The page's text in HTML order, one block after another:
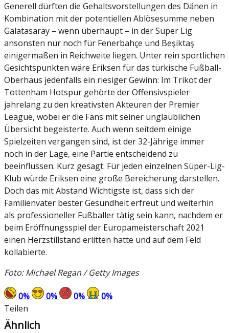
Generell dürften die Gehaltsvorstellungen des Dänen in
Kombination mit der potentiellen Ablösesumme neben
Galatasaray – wenn überhaupt – in der Süper Lig
ansonsten nur noch für Fenerbahçe und Beşiktaş
einigermaßen in Reichweite liegen. Unter rein sportlichen
Gesichtspunkten wäre Eriksen für das türkische Fußball-
Oberhaus jedenfalls ein riesiger Gewinn: Im Trikot der
Tottenham Hotspur gehörte der Offensivspieler
jahrelang zu den kreativsten Akteuren der Premier
League, wobei er die Fans mit seiner unglaublichen
Übersicht begeisterte. Auch wenn seitdem einige
Spielzeiten vergangen sind, ist der 32-Jährige immer
noch in der Lage, eine Partie entscheidend zu
beeinflussen. Kurz gesagt: Für jeden einzelnen Süper-Lig-
Klub würde Eriksen eine große Bereicherung darstellen.
Doch das mit Abstand Wichtigste ist, dass sich der
Familienvater bester Gesundheit erfreut und weiterhin
als professioneller Fußballer tätig sein kann, nachdem er
beim Eröffnungsspiel der Europameisterschaft 2021
einen Herzstillstand erlitten hatte und auf dem Feld
kollabierte.
Foto: Michael Regan / Getty Images
0% 0% 0% 0%
Teilen
Ähnlich